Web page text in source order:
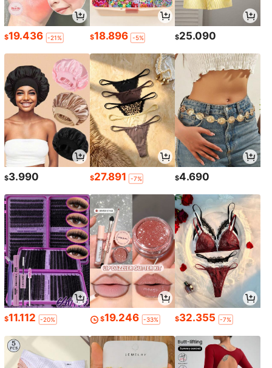
$19.436 -21% $18.896 -5% $25.090
$3.990 $27.891 -7% $4.690
$11.112 -20% $19.246 -33% $32.355 -7%